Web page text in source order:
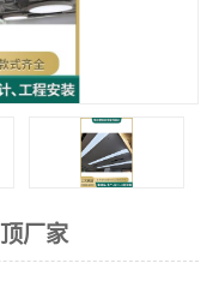
厂家